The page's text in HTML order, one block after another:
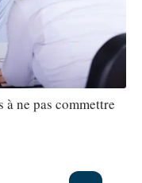
ne pas commettre